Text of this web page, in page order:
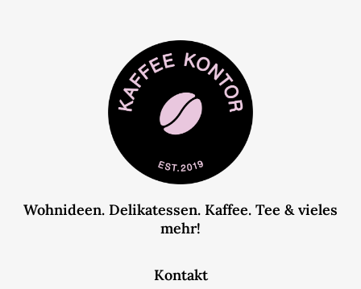
Wohnideen. Delikatessen. Kaffee. Tee & vieles
mehr!
Kontakt